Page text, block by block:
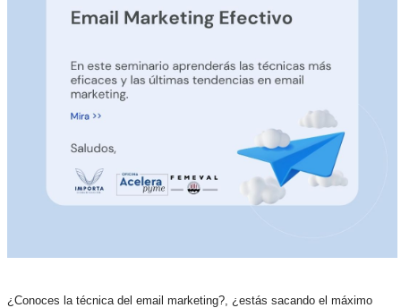
¿Conoces la técnica del email marketing?, ¿estás sacando el máximo